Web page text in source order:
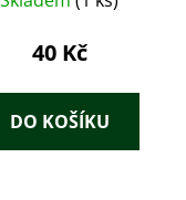
40 Kč
DO KOŠÍKU